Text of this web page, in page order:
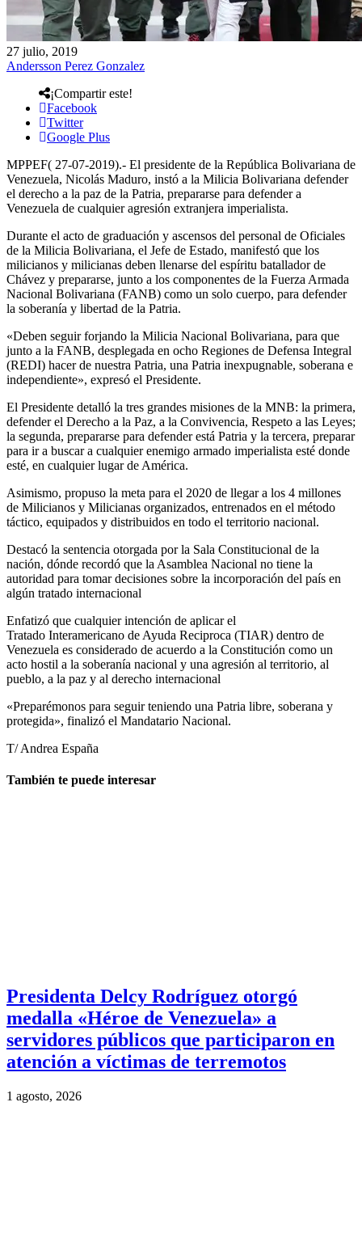
27 julio, 2019
Andersson Perez Gonzalez
¡Compartir este!
Facebook
Twitter
Google Plus
MPPEF( 27-07-2019).- El presidente de la República Bolivariana de
Venezuela, Nicolás Maduro, instó a la Milicia Bolivariana defender
el derecho a la paz de la Patria, prepararse para defender a
Venezuela de cualquier agresión extranjera imperialista.
Durante el acto de graduación y ascensos del personal de Oficiales
de la Milicia Bolivariana, el Jefe de Estado, manifestó que los
milicianos y milicianas deben llenarse del espíritu batallador de
Chávez y prepararse, junto a los componentes de la Fuerza Armada
Nacional Bolivariana (FANB) como un solo cuerpo, para defender
la soberanía y libertad de la Patria.
«Deben seguir forjando la Milicia Nacional Bolivariana, para que
junto a la FANB, desplegada en ocho Regiones de Defensa Integral
(REDI) hacer de nuestra Patria, una Patria inexpugnable, soberana e
independiente», expresó el Presidente.
El Presidente detalló la tres grandes misiones de la MNB: la primera,
defender el Derecho a la Paz, a la Convivencia, Respeto a las Leyes;
la segunda, prepararse para defender está Patria y la tercera, preparar
para ir a buscar a cualquier enemigo armado imperialista esté donde
esté, en cualquier lugar de América.
Asimismo, propuso la meta para el 2020 de llegar a los 4 millones
de Milicianos y Milicianas organizados, entrenados en el método
táctico, equipados y distribuidos en todo el territorio nacional.
Destacó la sentencia otorgada por la Sala Constitucional de la
nación, dónde recordó que la Asamblea Nacional no tiene la
autoridad para tomar decisiones sobre la incorporación del país en
algún tratado internacional
Enfatizó que cualquier intención de aplicar el
Tratado Interamericano de Ayuda Reciproca (TIAR) dentro de
Venezuela es considerado de acuerdo a la Constitución como un
acto hostil a la soberanía nacional y una agresión al territorio, al
pueblo, a la paz y al derecho internacional
«Preparémonos para seguir teniendo una Patria libre, soberana y
protegida», finalizó el Mandatario Nacional.
T/ Andrea España
También te puede interesar
Presidenta Delcy Rodríguez otorgó
medalla «Héroe de Venezuela» a
servidores públicos que participaron en
atención a víctimas de terremotos
1 agosto, 2026